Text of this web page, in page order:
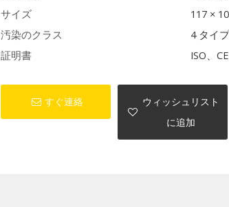
サイズ
117 ×
汚染のクラス
4 タイ
証明書
ISO、
すぐ連絡
ウィッシュリスト
に追加